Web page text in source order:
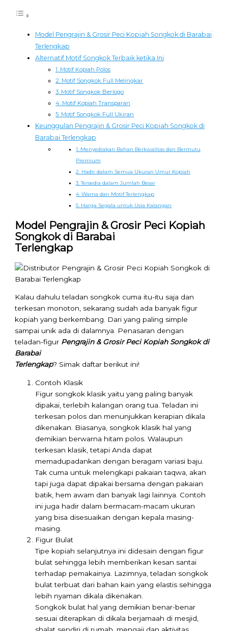
Model Pengrajin & Grosir Peci Kopiah Songkok di Barabai
Terlengkap
Alternatif Motif Songkok Terbaik ketika Ini
1. Motif Kopiah Polos
2. Motif Songkok Full Melingkar
3. Motif Songkok Berlogo
4. Motif Kopiah Transparan
5. Motif Songkok Full Ukiran
Keunggulan Pengrajin & Grosir Peci Kopiah Songkok di
Barabai Terlengkap
1. Menyediakan Bahan Berkwalitas dan Bermutu
Premium
2. Hadir dalam Semua Ukuran Umur Kopiah
3. Tersedia dalam Jumlah Besar
4. Warna dan Motif Terlengkap
5. Harga Segala untuk Usia Kalangan
Model Pengrajin & Grosir Peci Kopiah
Songkok di Barabai
Terlengkap
Kalau dahulu teladan songkok cuma itu-itu saja dan
terkesan monoton, sekarang sudah ada banyak figur
kopiah yang berkembang. Dari yang paling simple
sampai unik ada di dalamnya. Penasaran dengan
teladan-figur Pengrajin & Grosir Peci Kopiah Songkok di
Barabai
Terlengkap? Simak daftar berikut ini!
Contoh Klasik
Figur songkok klasik yaitu yang paling banyak
dipakai, terlebih kalangan orang tua. Teladan ini
terkesan polos dan menunjukkan kerapian dikala
dikenakan. Biasanya, songkok klasik hal yang
demikian berwarna hitam polos. Walaupun
terkesan klasik, tetapi Anda dapat
memadupadankan dengan beragam variasi baju.
Tak cuma untuk melengkapi pakaian taqwa, akan
tapi juga dapat dipakai bersama dengan pakaian
batik, hem awam dan banyak lagi lainnya. Contoh
ini juga hadir dalam bermacam-macam ukuran
yang bisa disesuaikan dengan kepala masing-
masing.
Figur Bulat
Tipe kopiah selanjutnya ini didesain dengan figur
bulat sehingga lebih memberikan kesan santai
terhadap pemakainya. Lazimnya, teladan songkok
bulat terbuat dari bahan kain yang elastis sehingga
lebih nyaman dikala dikenakan.
Songkok bulat hal yang demikian benar-benar
sesuai diterapkan di dikala berjamaah di mesjid,